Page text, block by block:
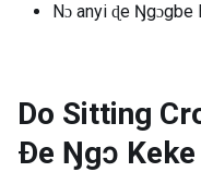
Nɔ anyi ɖe Ŋgɔgbe
Do Sitting
Ðe Ŋgɔ